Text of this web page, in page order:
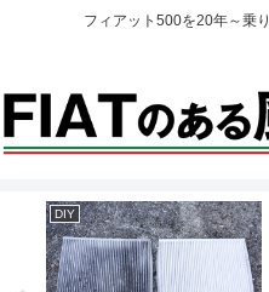
フィアット500を20年～乗
DIY